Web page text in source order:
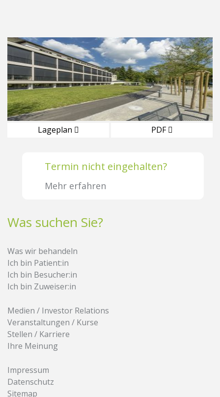
Lageplan PDF
Termin nicht eingehalten?
Mehr erfahren
Was suchen Sie?
Was wir behandeln
Ich bin Patient:in
Ich bin Besucher:in
Ich bin Zuweiser:in
Medien / Investor Relations
Veranstaltungen / Kurse
Stellen / Karriere
Ihre Meinung
Impressum
Datenschutz
Sitemap